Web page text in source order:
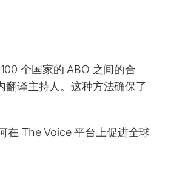
个国家的 ABO 之间的合
翻译主持人。这种方法确保了
在 The Voice 平台上促进全球